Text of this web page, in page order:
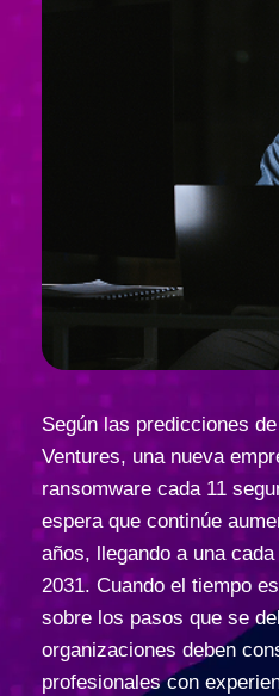
Según las predicciones
Ventures, una nueva
ransomware cada 11
espera que continúe
años, llegando a una
2031. Cuando el tiempo
sobre los pasos que se
organizaciones deben
profesionales con